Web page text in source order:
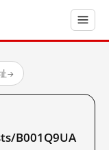
→
B001Q9UA